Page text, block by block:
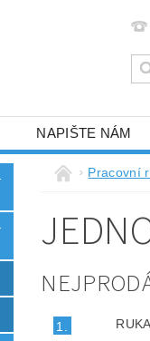
NAPIŠTE NÁM
Pracovní
1.